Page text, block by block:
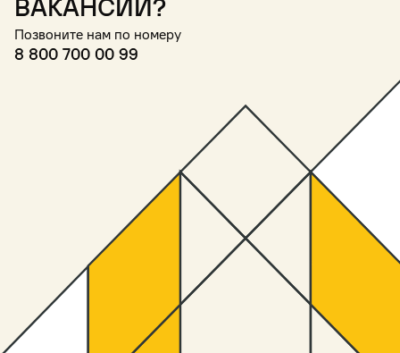
вакансии?
Позвоните нам по номеру
8 800 700 00 99